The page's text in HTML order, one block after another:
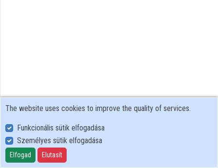
User Policy
Adatkezelési tájékoztató (en)
Cookie Policy
The website uses cookies to improve the quality of services.
Funkcionális sütik elfogadása
Személyes sütik elfogadása
Elfogad Elutasít